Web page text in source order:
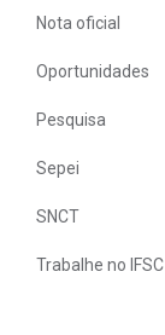
Nota oficial
Oportunidades
Pesquisa
Sepei
SNCT
Trabalhe no IFSC